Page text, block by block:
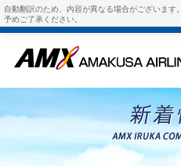
自動翻訳のため、内容が異なる場合がございます。
予めご了承ください。